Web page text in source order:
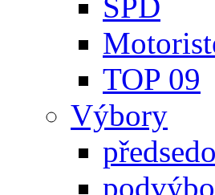
TOP 09
Výbory